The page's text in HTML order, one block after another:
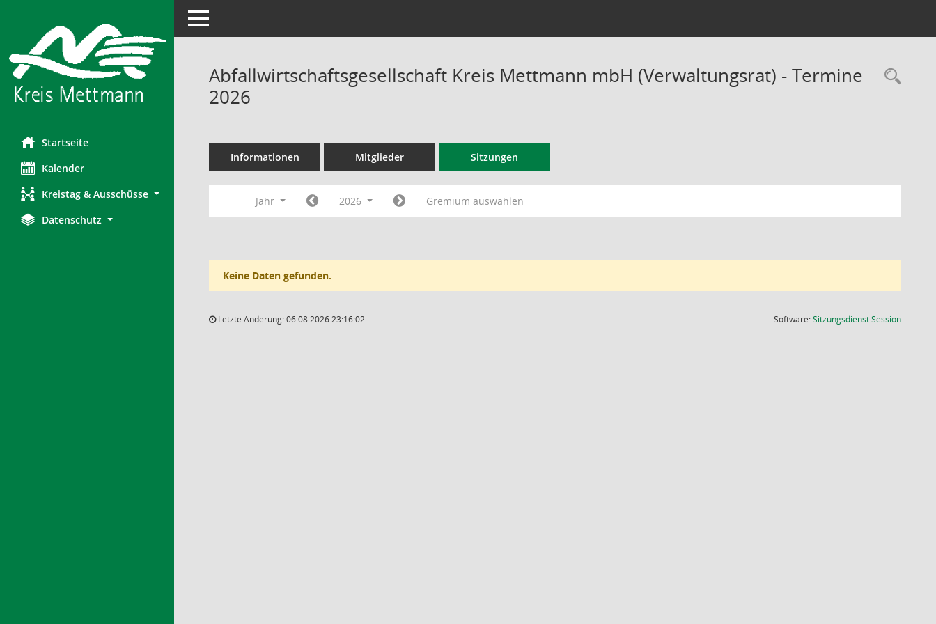
Startseite
Kalender
Kreistag & Ausschüsse
Datenschutz
Toggle navigation
Abfallwirtschaftsgesellschaft Kreis Mettmann mbH (Verwaltungsrat) - Termine
2026
Informationen Mitglieder Sitzungen
Jahr 2026 Gremium auswählen
Keine Daten gefunden.
Letzte Änderung: 06.08.2026 23:16:02 Software:SitzungsdienstSession(Wird in